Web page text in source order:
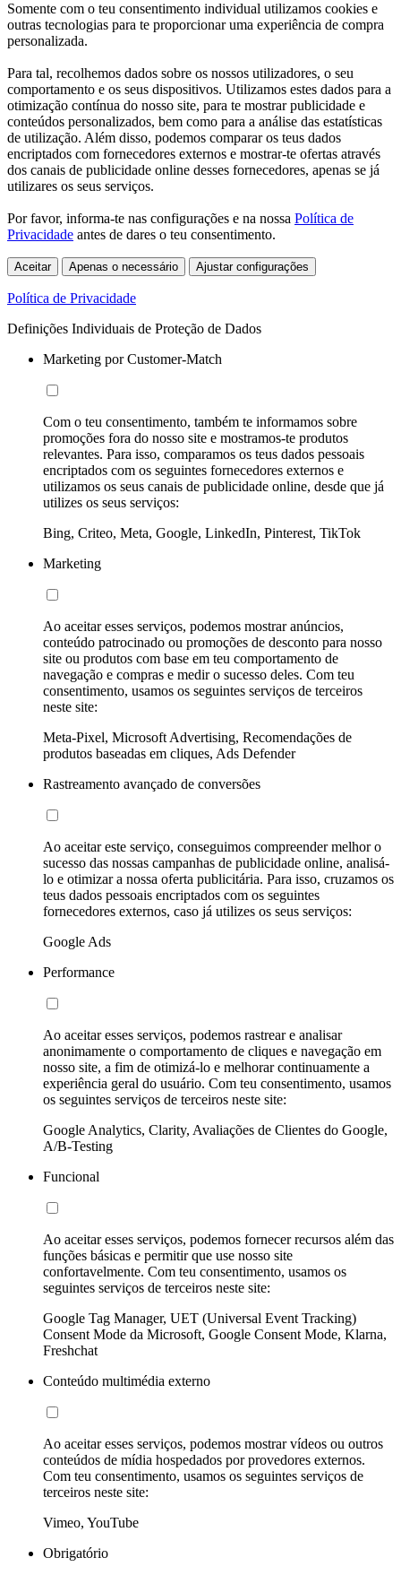
Somente com o teu consentimento individual utilizamos cookies e
outras tecnologias para te proporcionar uma experiência de compra
personalizada.
Para tal, recolhemos dados sobre os nossos utilizadores, o seu
comportamento e os seus dispositivos. Utilizamos estes dados para a
otimização contínua do nosso site, para te mostrar publicidade e
conteúdos personalizados, bem como para a análise das estatísticas
de utilização. Além disso, podemos comparar os teus dados
encriptados com fornecedores externos e mostrar-te ofertas através
dos canais de publicidade online desses fornecedores, apenas se já
utilizares os seus serviços.
Por favor, informa-te nas configurações e na nossa Política de
Privacidade antes de dares o teu consentimento.
Aceitar Apenas o necessário Ajustar configurações
Política de Privacidade
Definições Individuais de Proteção de Dados
Marketing por Customer-Match
Com o teu consentimento, também te informamos sobre
promoções fora do nosso site e mostramos-te produtos
relevantes. Para isso, comparamos os teus dados pessoais
encriptados com os seguintes fornecedores externos e
utilizamos os seus canais de publicidade online, desde que já
utilizes os seus serviços:
Bing, Criteo, Meta, Google, LinkedIn, Pinterest, TikTok
Marketing
Ao aceitar esses serviços, podemos mostrar anúncios,
conteúdo patrocinado ou promoções de desconto para nosso
site ou produtos com base em teu comportamento de
navegação e compras e medir o sucesso deles. Com teu
consentimento, usamos os seguintes serviços de terceiros
neste site:
Meta-Pixel, Microsoft Advertising, Recomendações de
produtos baseadas em cliques, Ads Defender
Rastreamento avançado de conversões
Ao aceitar este serviço, conseguimos compreender melhor o
sucesso das nossas campanhas de publicidade online, analisá-
lo e otimizar a nossa oferta publicitária. Para isso, cruzamos os
teus dados pessoais encriptados com os seguintes
fornecedores externos, caso já utilizes os seus serviços:
Google Ads
Performance
Ao aceitar esses serviços, podemos rastrear e analisar
anonimamente o comportamento de cliques e navegação em
nosso site, a fim de otimizá-lo e melhorar continuamente a
experiência geral do usuário. Com teu consentimento, usamos
os seguintes serviços de terceiros neste site:
Google Analytics, Clarity, Avaliações de Clientes do Google,
A/B-Testing
Funcional
Ao aceitar esses serviços, podemos fornecer recursos além das
funções básicas e permitir que use nosso site
confortavelmente. Com teu consentimento, usamos os
seguintes serviços de terceiros neste site:
Google Tag Manager, UET (Universal Event Tracking)
Consent Mode da Microsoft, Google Consent Mode, Klarna,
Freshchat
Conteúdo multimédia externo
Ao aceitar esses serviços, podemos mostrar vídeos ou outros
conteúdos de mídia hospedados por provedores externos.
Com teu consentimento, usamos os seguintes serviços de
terceiros neste site:
Vimeo, YouTube
Obrigatório